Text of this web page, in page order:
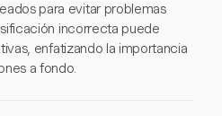
para evitar problemas
incorrecta puede
enfatizando la importancia
a fondo.